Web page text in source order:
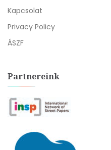
Kapcsolat
Privacy Policy
ÁSZF
Partnereink